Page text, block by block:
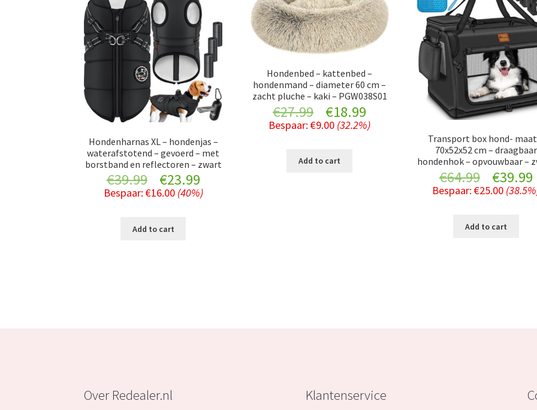
Hondenharnas XL – hondenjas –
waterafstotend – gevoerd – met
borstband en reflectoren – zwart
€39.99
Original
price
was:
€23.99Current
price
Bespaar: €16.00 (40%)
Add to cart
Hondenbed – kattenbed –
hondenmand – diameter 60 cm –
zacht pluche – kaki – PGW038S01
€27.99
Original
price
was:
€18.99
price
Bespaar:€9.00 (32.2%)
Add to cart
Transport box hond-
70x52x52 cm – draagbaar
hondenhok – opvouwbaar –
€64.99
Original
price
was:
€39.99
Bespaar:€25.00
Add to cart
Over Redealer.nl Klantenservice